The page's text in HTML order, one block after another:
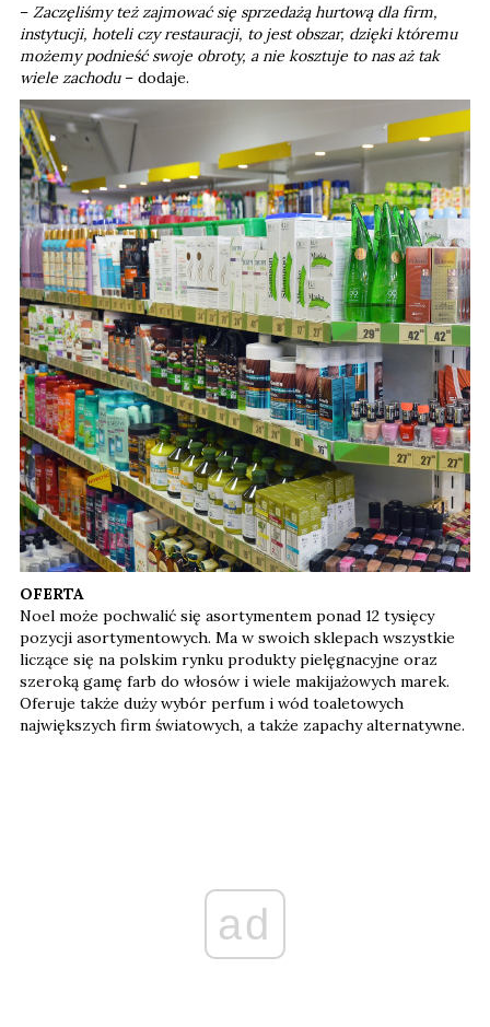
– Zaczęliśmy też zajmować się sprzedażą hurtową dla firm,
instytucji, hoteli czy restauracji, to jest obszar, dzięki któremu
możemy podnieść swoje obroty, a nie kosztuje to nas aż tak
wiele zachodu – dodaje.
OFERTA
Noel może pochwalić się asortymentem ponad 12 tysięcy
pozycji asortymentowych. Ma w swoich sklepach wszystkie
liczące się na polskim rynku produkty pielęgnacyjne oraz
szeroką gamę farb do włosów i wiele makijażowych marek.
Oferuje także duży wybór perfum i wód toaletowych
największych firm światowych, a także zapachy alternatywne.
ad